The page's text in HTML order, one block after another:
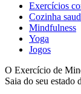
Exercícios
Cozinha
Mindfulness
Yoga
Jogos
O Exercício de
Saia do seu estado